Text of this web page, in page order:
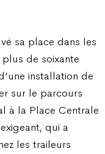
sa place dans les
de soixante
installation de
sur le parcours
à la Place Centrale
qui a
les traileurs